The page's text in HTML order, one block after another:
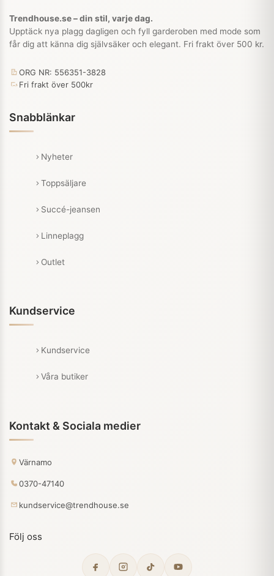
Trendhouse.se – din stil, varje dag.
Upptäck nya plagg dagligen och fyll garderoben med mode som
får dig att känna dig självsäker och elegant. Fri frakt över 500 kr.
ORG NR: 556351-3828
Fri frakt över 500kr
Snabblänkar
Nyheter
Toppsäljare
Succé-jeansen
Linneplagg
Outlet
Kundservice
Kundservice
Våra butiker
Kontakt & Sociala medier
Värnamo
0370-47140
kundservice@trendhouse.se
Följ oss